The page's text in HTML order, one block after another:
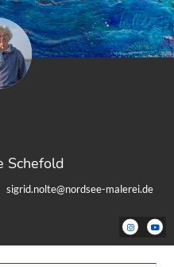
Schefold
sigrid.nolte@nordsee-malerei.de